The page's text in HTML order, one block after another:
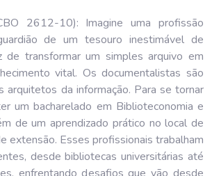
2612-10): Imagine uma profissão
de um tesouro inestimável de
de transformar um simples arquivo em
vital. Os documentalistas são
arquitetos da informação. Para se tornar
um bacharelado em Biblioteconomia e
de um aprendizado prático no local de
extensão. Esses profissionais trabalham
desde bibliotecas universitárias até